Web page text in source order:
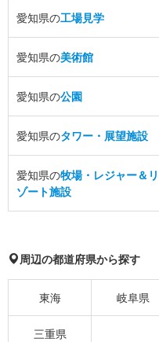
愛知県の工場見学
愛知県の美術館
愛知県の公園
愛知県のタワー・展望施設
愛知県の牧場・レジャー＆リ
ゾート施設
周辺の都道府県から探す
東海 岐阜県
三重県